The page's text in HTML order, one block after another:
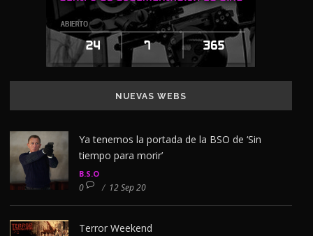
NUEVAS WEBS
Ya tenemos la portada de la BSO de ‘Sin
tiempo para morir’
B.S.O
0 / 12 Sep 20
Terror Weekend